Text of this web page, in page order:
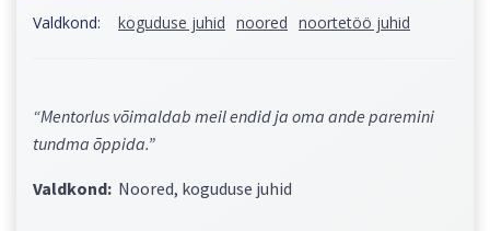
Valdkond: koguduse juhid noored noortetöö juhid
“Mentorlus võimaldab meil endid ja oma ande paremini
tundma õppida.”
Valdkond: Noored, koguduse juhid